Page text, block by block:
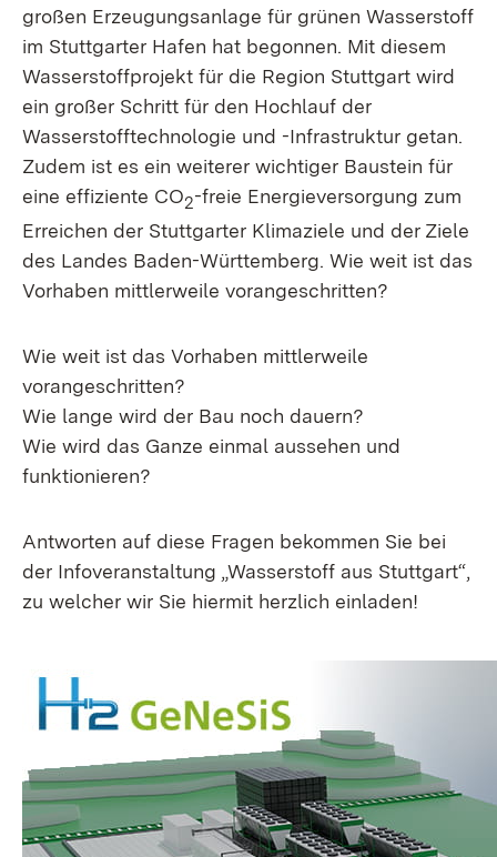
großen Erzeugungsanlage für grünen Wasserstoff
im Stuttgarter Hafen hat begonnen. Mit diesem
Wasserstoffprojekt für die Region Stuttgart wird
ein großer Schritt für den Hochlauf der
Wasserstofftechnologie und -Infrastruktur getan.
Zudem ist es ein weiterer wichtiger Baustein für
eine effiziente CO2-freie Energieversorgung zum
Erreichen der Stuttgarter Klimaziele und der Ziele
des Landes Baden-Württemberg. Wie weit ist das
Vorhaben mittlerweile vorangeschritten?
Wie weit ist das Vorhaben mittlerweile
vorangeschritten?
Wie lange wird der Bau noch dauern?
Wie wird das Ganze einmal aussehen und
funktionieren?
Antworten auf diese Fragen bekommen Sie bei
der Infoveranstaltung „Wasserstoff aus Stuttgart“,
zu welcher wir Sie hiermit herzlich einladen!